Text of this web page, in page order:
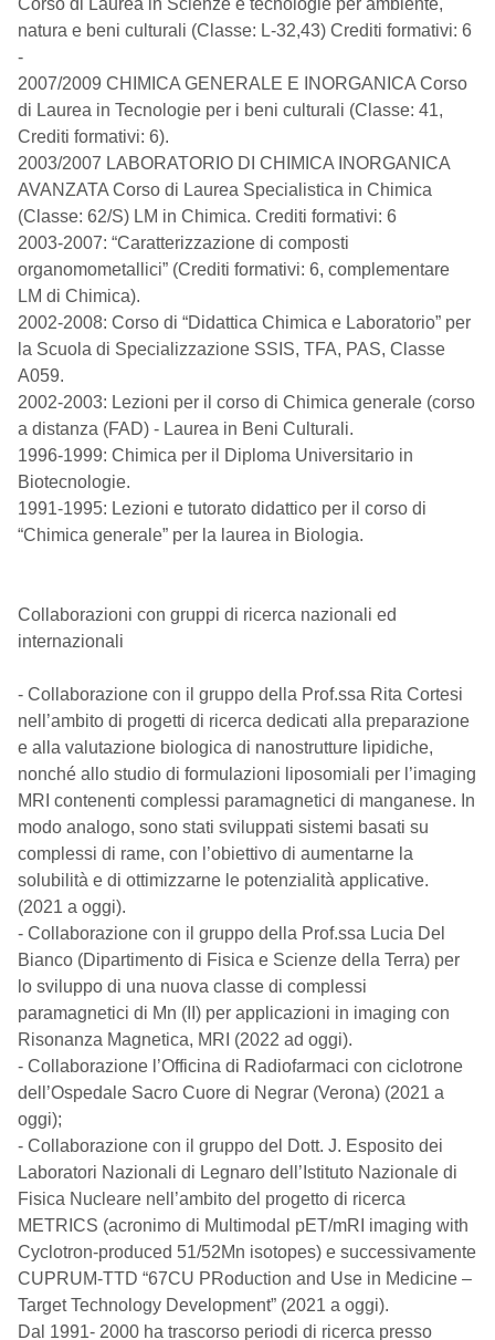
Corso di Laurea in Scienze e tecnologie per ambiente,
natura e beni culturali (Classe: L-32,43) Crediti formativi: 6
-
2007/2009 CHIMICA GENERALE E INORGANICA Corso
di Laurea in Tecnologie per i beni culturali (Classe: 41,
Crediti formativi: 6).
2003/2007 LABORATORIO DI CHIMICA INORGANICA
AVANZATA Corso di Laurea Specialistica in Chimica
(Classe: 62/S) LM in Chimica. Crediti formativi: 6
2003-2007: “Caratterizzazione di composti
organomometallici” (Crediti formativi: 6, complementare
LM di Chimica).
2002-2008: Corso di “Didattica Chimica e Laboratorio” per
la Scuola di Specializzazione SSIS, TFA, PAS, Classe
A059.
2002-2003: Lezioni per il corso di Chimica generale (corso
a distanza (FAD) - Laurea in Beni Culturali.
1996-1999: Chimica per il Diploma Universitario in
Biotecnologie.
1991-1995: Lezioni e tutorato didattico per il corso di
“Chimica generale” per la laurea in Biologia.
Collaborazioni con gruppi di ricerca nazionali ed
internazionali
- Collaborazione con il gruppo della Prof.ssa Rita Cortesi
nell’ambito di progetti di ricerca dedicati alla preparazione
e alla valutazione biologica di nanostrutture lipidiche,
nonché allo studio di formulazioni liposomiali per l’imaging
MRI contenenti complessi paramagnetici di manganese. In
modo analogo, sono stati sviluppati sistemi basati su
complessi di rame, con l’obiettivo di aumentarne la
solubilità e di ottimizzarne le potenzialità applicative.
(2021 a oggi).
- Collaborazione con il gruppo della Prof.ssa Lucia Del
Bianco (Dipartimento di Fisica e Scienze della Terra) per
lo sviluppo di una nuova classe di complessi
paramagnetici di Mn (II) per applicazioni in imaging con
Risonanza Magnetica, MRI (2022 ad oggi).
- Collaborazione l’Officina di Radiofarmaci con ciclotrone
dell’Ospedale Sacro Cuore di Negrar (Verona) (2021 a
oggi);
- Collaborazione con il gruppo del Dott. J. Esposito dei
Laboratori Nazionali di Legnaro dell’Istituto Nazionale di
Fisica Nucleare nell’ambito del progetto di ricerca
METRICS (acronimo di Multimodal pET/mRI imaging with
Cyclotron-produced 51/52Mn isotopes) e successivamente
CUPRUM-TTD “67CU PRoduction and Use in Medicine –
Target Technology Development” (2021 a oggi).
Dal 1991- 2000 ha trascorso periodi di ricerca presso